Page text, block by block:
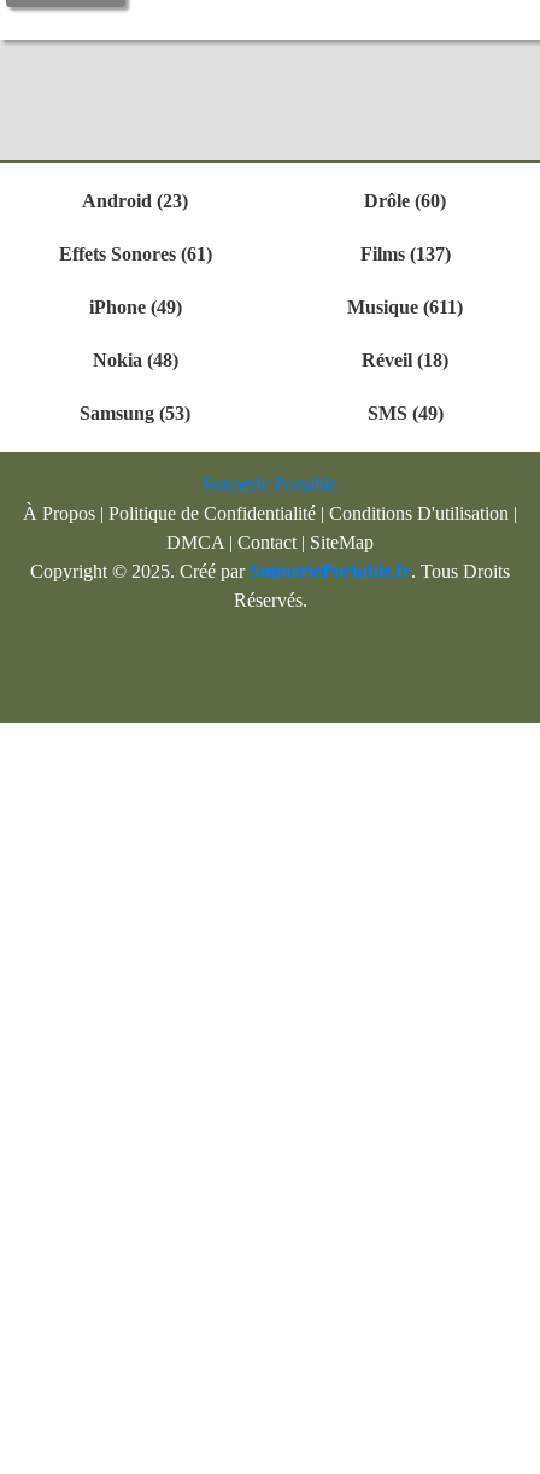
Android (23) Drôle (60)
Effets Sonores (61) Films (137)
iPhone (49) Musique (611)
Nokia (48) Réveil (18)
Samsung (53) SMS (49)
Sonnerie Portable
À Propos | Politique de Confidentialité | Conditions D'utilisation |
DMCA | Contact | SiteMap
Copyright © 2025. Créé parSonneriePortable.fr. Tous Droits
Réservés.